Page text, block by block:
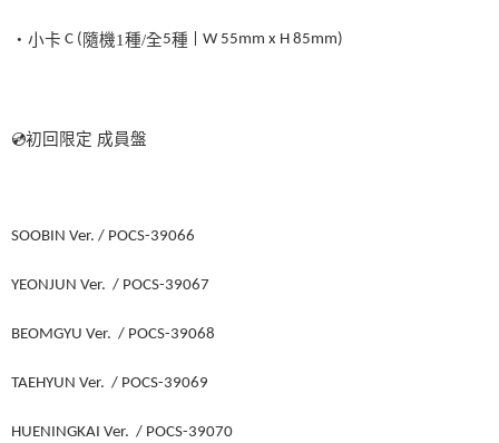
・小卡 C ( 隨機1種/全5種 | W 55mm x H 85mm)
💿初回限定 成員盤
SOOBIN Ver. / POCS-39066
YEONJUN Ver. / POCS-39067
BEOMGYU Ver. / POCS-39068
TAEHYUN Ver. / POCS-39069
HUENINGKAI Ver. / POCS-39070